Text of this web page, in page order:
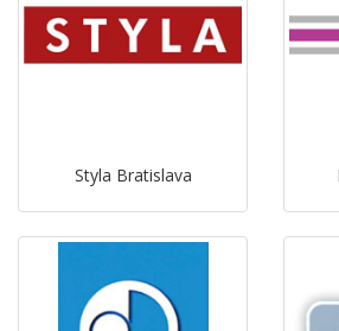
Styla Bratislava